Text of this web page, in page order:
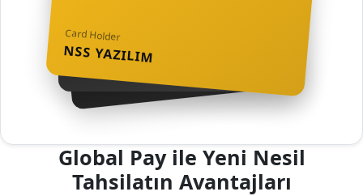
Card Holder
NSS YAZILIM
Global Pay ile Yeni Nesil
Tahsilatın Avantajları